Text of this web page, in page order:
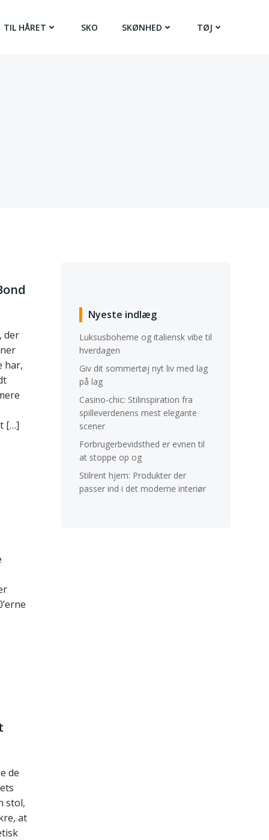
TIL HÅRET SKO SKØNHED TØJ
der
har,
[…]
de
stol,
at
Nyeste indlæg
Luksusboheme og italiensk vibe til
hverdagen
Giv dit sommertøj nyt liv med lag
på lag
Casino-chic: Stilinspiration fra
spilleverdenens mest elegante
scener
Forbrugerbevidsthed er evnen til
at stoppe op og
Stilrent hjem: Produkter der
passer ind i det moderne interiør